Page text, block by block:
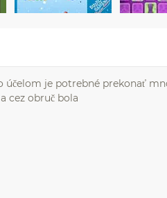
je potrebné prekonať
cez obruč bola